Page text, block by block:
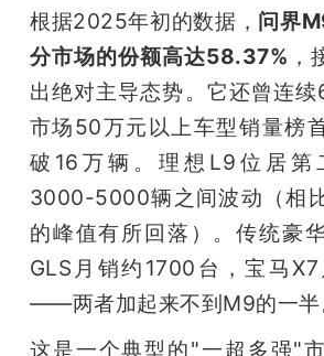
根据2025年初的数据， 问界
分市场的份额高达58.37% ，
出绝对主导态势。它还曾连
市场50万元以上车型销量榜
破16万辆。理想L9位居第
3000-5000辆之间波动（相
的峰值有所回落）。传统豪
GLS月销约1700台，宝马
——两者加起来不到M9的一半
这是一个典型的"一超多强"